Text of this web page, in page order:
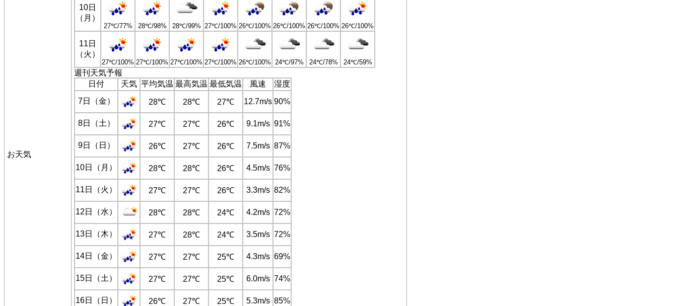
お天気
10日
（月）
27℃/77% 28℃/98% 28℃/99% 27℃/100% 26℃/100% 26℃/100% 26℃/100% 26℃/100%
11日
（火）
27℃/100% 27℃/100% 27℃/100% 27℃/100% 26℃/100% 24℃/97% 24℃/78% 24℃/59%
週刊天気予報
日付
天気 平均気温 最高気温 最低気温 風速
湿度
7日（金）
28℃ 28℃ 27℃ 12.7m/s 90%
8日（土） 27℃ 27℃ 26℃ 9.1m/s 91%
9日（日） 26℃ 27℃ 26℃ 7.5m/s 87%
10日（月） 28℃ 28℃ 26℃ 4.5m/s 76%
11日（火） 27℃ 27℃ 26℃ 3.3m/s 82%
12日（水） 28℃ 28℃ 24℃ 4.2m/s 72%
13日（木） 27℃ 28℃ 24℃ 3.5m/s 72%
14日（金） 27℃ 27℃ 25℃ 4.3m/s 69%
15日（土） 27℃ 27℃ 25℃ 6.0m/s 74%
16日（日） 26℃ 27℃ 25℃ 5.3m/s 85%